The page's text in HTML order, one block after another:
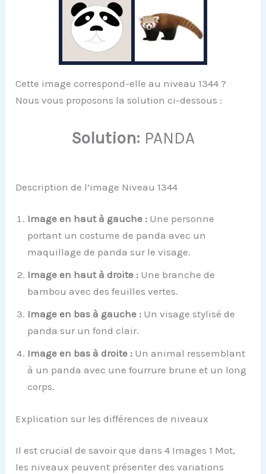
Cette image correspond-elle au niveau 1344 ?
Nous vous proposons la solution ci-dessous :
Solution: PANDA
Description de l’image Niveau 1344
Image en haut à gauche : Une personne
portant un costume de panda avec un
maquillage de panda sur le visage.
Image en haut à droite : Une branche de
bambou avec des feuilles vertes.
Image en bas à gauche : Un visage stylisé de
panda sur un fond clair.
Image en bas à droite : Un animal ressemblant
à un panda avec une fourrure brune et un long
corps.
Explication sur les différences de niveaux
Il est crucial de savoir que dans 4 Images 1 Mot,
les niveaux peuvent présenter des variations